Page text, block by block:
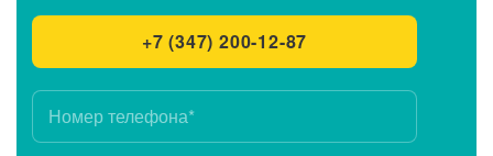
+7 (347) 200-12-87